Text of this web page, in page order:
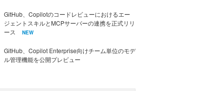
GitHub、Copilotのコードレビューにおけるエー
ジェントスキルとMCPサーバーの連携を正式リリ
ース
NEW
GitHub、Copilot Enterprise向けチーム単位のモデ
ル管理機能を公開プレビュー